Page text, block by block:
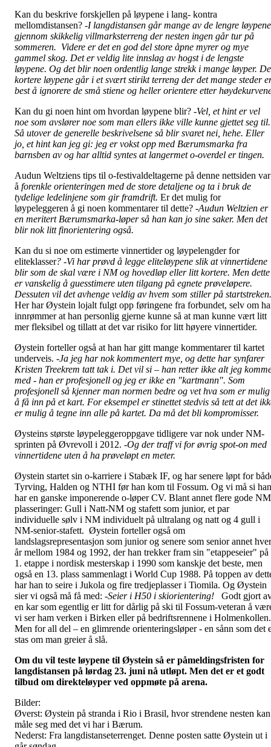
Kan du beskrive forskjellen på løypene i lang- kontra
mellomdistansen? -I langdistansen går mange av de lengre løypene
gjennom skikkelig villmarksterreng der nesten ingen går tur på
sommeren. Videre er det en god del store åpne myrer og mye
gammel skog. Det er veldig lite innslag av hogst i de lengste
løypene. Og det blir noen ordentlig lange strekk i mange løyper. De
kortere løypene går i et svært stirikt terreng der det mange steder
best å ignorere de små stiene og heller orientere etter
Kan du gi noen hint om hvordan løypene blir? -Vel, et hint er vel
noe som avslører noe som man ellers ikke ville kunne gjettet seg til.
Så utover de generelle beskrivelsene så blir svaret nei, hehe. Eller
jo, et hint kan jeg gi: jeg er vokst opp med Bærumsmarka fra
barnsben av og har alltid syntes at langermet o-overdel er tingen.
Audun Weltziens tips til o-festivaldeltagerne på denne nettsiden var
å forenkle orienteringen med de store detaljene og ta i bruk de
tydelige ledelinjene som gir framdrift. Er det mulig for
løypeleggeren å gi noen kommentarer til dette? -Audun Weltzien er
en meritert Bærumsmarka-løper så han kan jo sine saker. Men det
blir nok litt finorientering også.
Kan du si noe om estimerte vinnertider og løypelengder for
eliteklasser? -Vi har prøvd å legge eliteløypene slik at vinnertidene
blir som de skal være i NM og hovedløp eller litt kortere. Men dette
er vanskelig å guesstimere uten tilgang på egnete prøveløpere.
Dessuten vil det avhenge veldig av hvem som stiller på startstreken.
Her har Øystein lojalt fulgt opp føringene fra forbundet, selv om
innrømmer at han personlig gjerne kunne så at man kunne vært litt
mer fleksibel og tillatt at det var risiko for litt høyere vinnertider.
Øystein forteller også at han har gitt mange kommentarer til kartet
underveis. -Ja jeg har nok kommentert mye, og dette har synfarer
Kristen Treekrem tatt tak i. Det vil si – han retter ikke alt jeg
med - han er profesjonell og jeg er ikke en "kartmann". Som
profesjonell så kjenner man normen bedre og vet hva som er mulig
å få inn på et kart. For eksempel er stinettet stedvis så tett at det
er mulig å tegne inn alle på kartet. Da må det bli kompromisser.
Øysteins største løypeleggeroppgave tidligere var nok under NM-
sprinten på Øvrevoll i 2012. -Og der traff vi for øvrig spot-on med
vinnertidene uten å ha prøveløpt en meter.
Øystein startet sin o-karriere i Stabæk IF, og har senere løpt for
Tyrving, Halden og NTHI før han kom til Fossum. Og vi må si han
har en ganske imponerende o-løper CV. Blant annet flere gode
plasseringer: Gull i Natt-NM og stafett som junior, et par
individuelle sølv i NM individuelt på ultralang og natt og 4 gull i
NM-senior-stafett. Øystein forteller også om
landslagsrepresentasjon som junior og senere som senior annet
år mellom 1984 og 1992, der han trekker fram sin "etappeseier" på
1. etappe i nordisk mesterskap i 1990 som kanskje det beste, men
også en 13. plass sammenlagt i World Cup 1988. På toppen av
har han to seire i Jukola og fire tredjeplasser i Tiomila. Og Øystein
sier vi også må få med: -Seier i H50 i skiorientering! Godt gjort
en kar som egentlig er litt for dårlig på ski til Fossum-veteran å
vi ser ham verken i Birken eller på bedriftsrennene i Holmenkollen.
Men for all del – en glimrende orienteringsløper - en sånn som det
stas om man greier å slå.
Om du vil teste løypene til Øystein så er påmeldingsfristen for
langdistansen på lørdag 23. juni nå utløpt. Men det er et godt
tilbud om direkteløyper ved oppmøte på arena.
Bilder:
Øverst: Øystein på stranda i Rio i Brasil, hvor strendene nesten kan
måle seg med det vi har i Bærum.
Nederst: Fra langdistanseterrenget. Denne posten satte Øystein ut i